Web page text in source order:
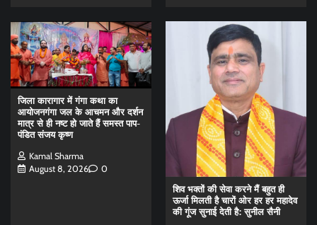
जिला कारागार में गंगा कथा का
आयोजनगंगा जल के आचमन और दर्शन
मात्र से ही नष्ट हो जाते हैं समस्त पाप-
पंडित संजय कृष्ण
Kamal Sharma
August 8, 2026
0
शिव भक्तों की सेवा करने मैं बहुत ही
ऊर्जा मिलती है चारों ओर हर हर महादेव
की गूंज सुनाई देती है: सुनील सैनी